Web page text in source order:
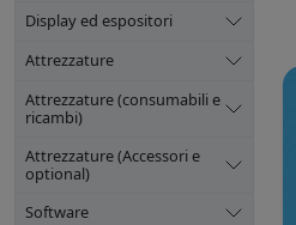
Display ed espositori
Attrezzature
Attrezzature (consumabili e
ricambi)
Attrezzature (Accessori e
optional)
Software